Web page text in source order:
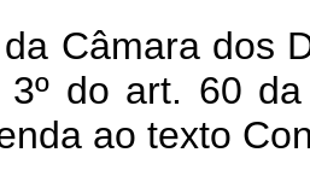
Câmara dos
do art. 60
ao texto